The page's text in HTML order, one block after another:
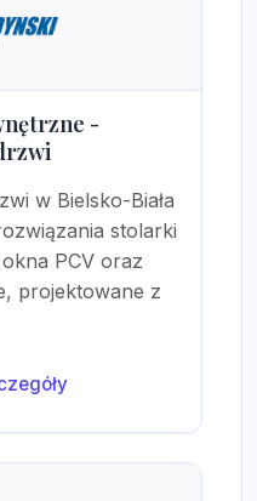
-
w Bielsko-Biała
stolarki
PCV oraz
projektowane z